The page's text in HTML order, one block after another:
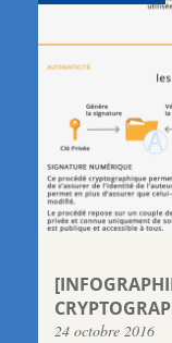
24 octobre 2016